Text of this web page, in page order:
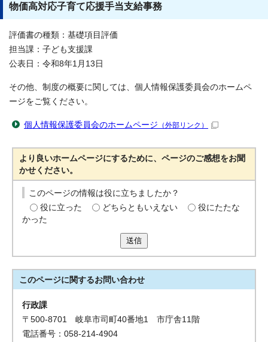
物価高対応子育て応援手当支給事務
評価書の種類：基礎項目評価
担当課：子ども支援課
公表日：令和8年1月13日
その他、制度の概要に関しては、個人情報保護委員会のホームペ
ージをご覧ください。
個人情報保護委員会のホームページ （外部リンク）
より良いホームページにするために、ページのご感想をお聞
かせください。
このページの情報は役に立ちましたか？
役に立った
どちらともいえない
役にたたな
かった
送信
このページに関するお問い合わせ
行政課
〒500-8701 岐阜市司町40番地1 市庁舎11階
電話番号：058-214-4904